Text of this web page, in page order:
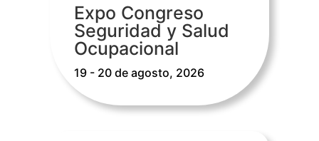
Expo Congreso
Seguridad y Salud
Ocupacional
19 - 20 de agosto, 2026